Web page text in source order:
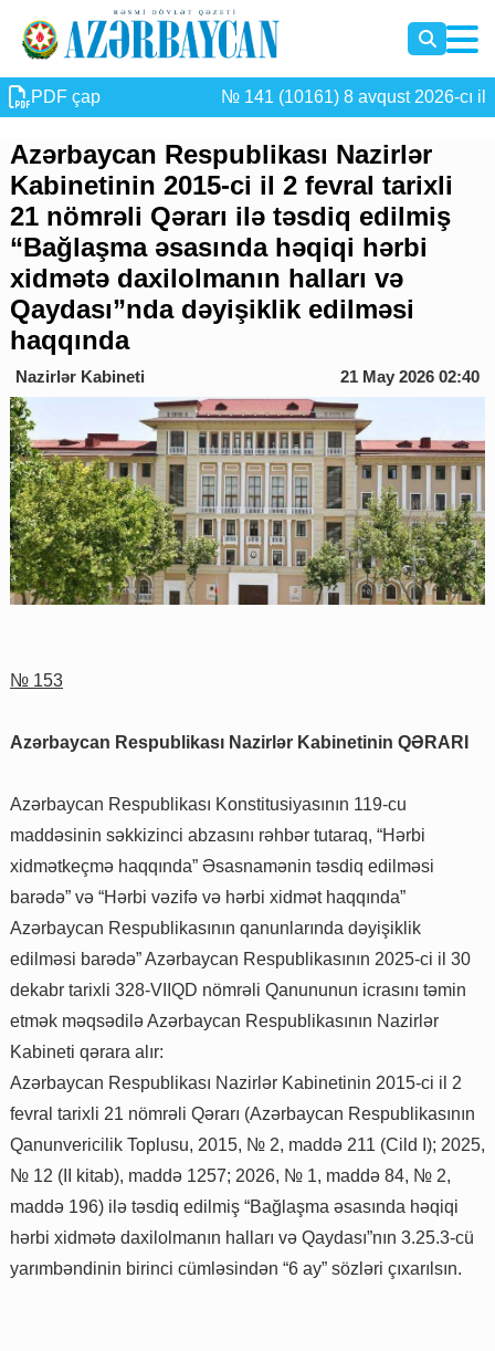
PDF çap № 141 (10161) 8 avqust 2026-cı il
Azərbaycan Respublikası Nazirlər
Kabinetinin 2015-ci il 2 fevral tarixli
21 nömrəli Qərarı ilə təsdiq edilmiş
“Bağlaşma əsasında həqiqi hərbi
xidmətə daxilolmanın halları və
Qaydası”nda dəyişiklik edilməsi
haqqında
Nazirlər Kabineti 21 May 2026 02:40
№ 153
Azərbaycan Respublikası Nazirlər Kabinetinin QƏRARI
Azərbaycan Respublikası Konstitusiyasının 119-cu
maddəsinin səkkizinci abzasını rəhbər tutaraq, “Hərbi
xidmətkeçmə haqqında” Əsasnamənin təsdiq edilməsi
barədə” və “Hərbi vəzifə və hərbi xidmət haqqında”
Azərbaycan Respublikasının qanunlarında dəyişiklik
edilməsi barədə” Azərbaycan Respublikasının 2025-ci il 30
dekabr tarixli 328-VIIQD nömrəli Qanununun icrasını təmin
etmək məqsədilə Azərbaycan Respublikasının Nazirlər
Kabineti qərara alır:
Azərbaycan Respublikası Nazirlər Kabinetinin 2015-ci il 2
fevral tarixli 21 nömrəli Qərarı (Azərbaycan Respublikasının
Qanunvericilik Toplusu, 2015, № 2, maddə 211 (Cild I); 2025,
№ 12 (II kitab), maddə 1257; 2026, № 1, maddə 84, № 2,
maddə 196) ilə təsdiq edilmiş “Bağlaşma əsasında həqiqi
hərbi xidmətə daxilolmanın halları və Qaydası”nın 3.25.3-cü
yarımbəndinin birinci cümləsindən “6 ay” sözləri çıxarılsın.